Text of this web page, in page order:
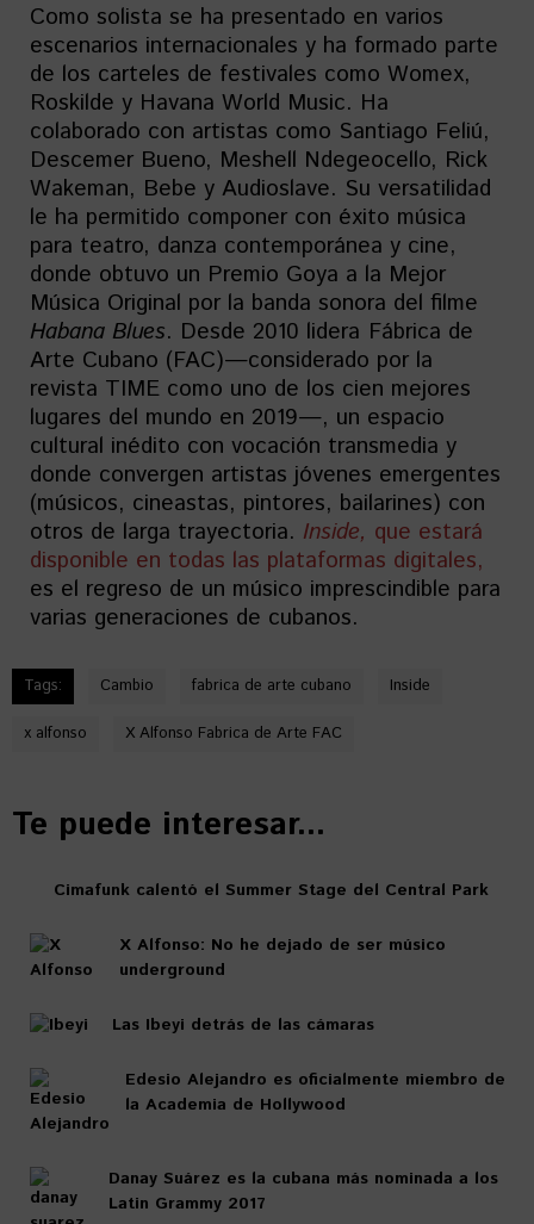
Como solista se ha presentado en varios
escenarios internacionales y ha formado parte
de los carteles de festivales como Womex,
Roskilde y Havana World Music. Ha
colaborado con artistas como Santiago Feliú,
Descemer Bueno, Meshell Ndegeocello, Rick
Wakeman, Bebe y Audioslave. Su versatilidad
le ha permitido componer con éxito música
para teatro, danza contemporánea y cine,
donde obtuvo un Premio Goya a la Mejor
Música Original por la banda sonora del filme
Habana Blues. Desde 2010 lidera Fábrica de
Arte Cubano (FAC)—considerado por la
revista TIME como uno de los cien mejores
lugares del mundo en 2019—, un espacio
cultural inédito con vocación transmedia y
donde convergen artistas jóvenes emergentes
(músicos, cineastas, pintores, bailarines) con
otros de larga trayectoria. Inside, que estará
disponible en todas las plataformas digitales,
es el regreso de un músico imprescindible para
varias generaciones de cubanos.
Tags: Cambio fabrica de arte cubano Inside
x alfonso X Alfonso Fabrica de Arte FAC
Te puede interesar...
Cimafunk calentó el Summer Stage del Central Park
X Alfonso: No he dejado de ser músico
underground
Las Ibeyi detrás de las cámaras
Edesio Alejandro es oficialmente miembro de
la Academia de Hollywood
Danay Suárez es la cubana más nominada a los
Latin Grammy 2017